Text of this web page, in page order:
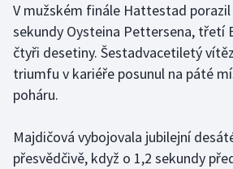
Házená
Jezdectví
Krasobruslení
V mužském finále Hattestad
sekundy Oysteina Pettersena, třetí
čtyři desetiny. Šestadvacetiletý
triumfu v kariéře posunul na páté
poháru.
Majdičová vybojovala jubilejní
přesvědčivě, když o 1,2 sekundy